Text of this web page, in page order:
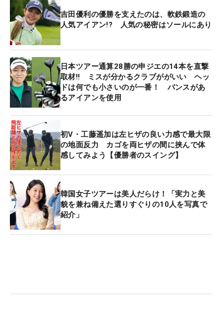
吉田優利の優勝を支えたのは、軟鉄鍛造の
人気アイアン!? 人気の秘密はソールにあり
日本ツアー通算28勝の申ジエの14本を直撃
取材‼ ミスが分かるクラブががいい ヘッ
ドは何でも小さいのが一番！ バンスがあ
るアイアンを使用
初V・工藤遥加は左ヒザの良い力感で最大限
の地面反力 カゴを両ヒザの間に挟んで体
感してみよう【優勝者のスイング】
韓国女子ツアーは美人だらけ！「実力と美
貌を兼ね備えた選りすぐりの10人を写真で
紹介」